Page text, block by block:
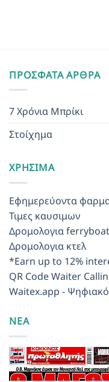
ΠΡΌΣΦΑΤΑ ΆΡΘΡΑ
7 Χρόνια Μπρίκι
Στοίχημα
ΧΡΉΣΙΜΑ
Εφημερεύοντα
Τιμες καυσιμων
Δρομολογια ferryboat
Δρομολογια κτελ
*Earn up to 12%
QR Code Waiter
Waitex.app -
ΝΕΑ